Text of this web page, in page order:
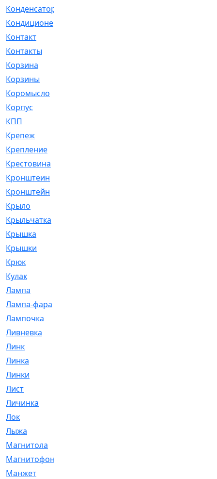
Конденсатор
Кондиционер
Контакт
Контакты
Корзина
Корзины
Коромысло
Корпус
КПП
Крепеж
Крепление
Крестовина
Кронштеин
Кронштейн
Крыло
Крыльчатка
Крышка
Крышки
Крюк
Кулак
Лампа
Лампа-фара
Лампочка
Ливневка
Линк
Линка
Линки
Лист
Личинка
Лок
Лыжа
Магнитола
Магнитофон
Манжет